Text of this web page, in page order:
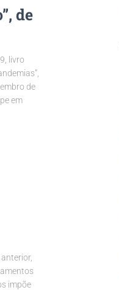
de
livro
de
em
impõe